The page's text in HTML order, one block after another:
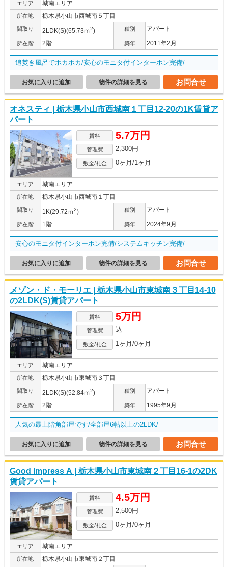
エリア 城南エリア
所在地 栃木県小山市西城南５丁目
間取り 2LDK(S)(65.73ｍ2) 種別 アパート
所在階 2階 築年 2011年2月
追焚き風呂でポカポカ/安心のモニタ付インターホン完備/
お問合せ
物件の詳細を見る
お気に入りに追加
オネスティ | 栃木県小山市西城南１丁目12-20の1K賃貸ア
パート
賃料 5.7万円
管理費 2,300円
敷金/礼金 0ヶ月/1ヶ月
エリア 城南エリア
所在地 栃木県小山市西城南１丁目
間取り 1K(29.72ｍ2) 種別 アパート
所在階 1階 築年 2024年9月
安心のモニタ付インターホン完備/システムキッチン完備/
お問合せ
物件の詳細を見る
お気に入りに追加
メゾン・ド・モーリエ | 栃木県小山市東城南３丁目14-10
の2LDK(S)賃貸アパート
賃料 5万円
管理費 込
敷金/礼金 1ヶ月/0ヶ月
エリア 城南エリア
所在地 栃木県小山市東城南３丁目
間取り 2LDK(S)(52.84ｍ2) 種別 アパート
所在階 2階 築年 1995年9月
人気の最上階角部屋です/全部屋6帖以上の2LDK/
お問合せ
物件の詳細を見る
お気に入りに追加
Good Impress A | 栃木県小山市東城南２丁目16-1の2DK
賃貸アパート
賃料 4.5万円
管理費 2,500円
敷金/礼金 0ヶ月/0ヶ月
エリア 城南エリア
所在地 栃木県小山市東城南２丁目